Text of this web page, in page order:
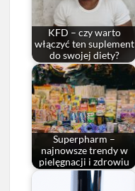
KFD – czy warto
włączyć ten suplement
do swojej diety?
Superpharm –
najnowsze trendy w
pielęgnacji i zdrowiu